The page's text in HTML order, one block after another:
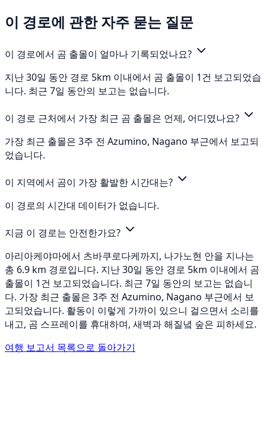
이 경로에 관한 자주 묻는 질문
이 경로에서 곰 출몰이 얼마나 기록되었나요?
지난 30일 동안 경로 5km 이내에서 곰 출몰이 1건 보고되었습
니다. 최근 7일 동안의 보고는 없습니다.
이 경로 근처에서 가장 최근 곰 출몰은 언제, 어디였나요?
가장 최근 출몰은 3주 전 Azumino, Nagano 부근에서 보고되
었습니다.
이 지역에서 곰이 가장 활발한 시간대는?
이 경로의 시간대 데이터가 없습니다.
지금 이 경로는 안전한가요?
아리아케야마에서 츠바쿠로다케까지, 나가노현 안을 지나는
총 6.9 km 경로입니다. 지난 30일 동안 경로 5km 이내에서 곰
출몰이 1건 보고되었습니다. 최근 7일 동안의 보고는 없습니
다. 가장 최근 출몰은 3주 전 Azumino, Nagano 부근에서 보
고되었습니다. 활동이 이렇게 가까이 있으니 걸으면서 소리를
내고, 곰 스프레이를 휴대하며, 새벽과 해질녘 숲은 피하세요.
여행 보고서 목록으로 돌아가기